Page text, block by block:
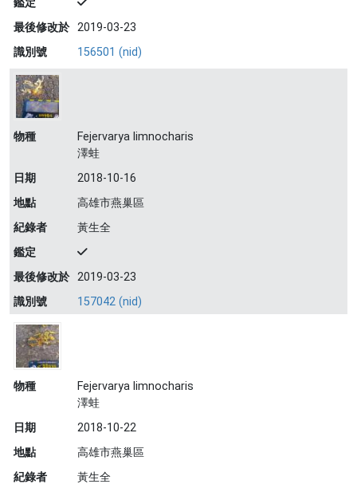
鑑定
最後修改於 2019-03-23
識別號
156501 (nid)
物種
Fejervarya limnocharis
澤蛙
日期
2018-10-16
地點
高雄市燕巢區
紀錄者
黃生全
鑑定
最後修改於 2019-03-23
識別號
157042 (nid)
物種
Fejervarya limnocharis
澤蛙
日期
2018-10-22
地點
高雄市燕巢區
紀錄者
黃生全